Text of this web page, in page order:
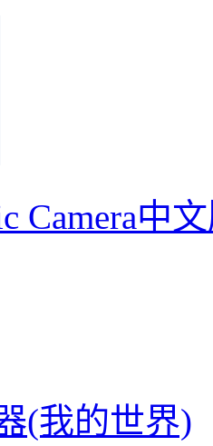
Camera中
(我的世界)